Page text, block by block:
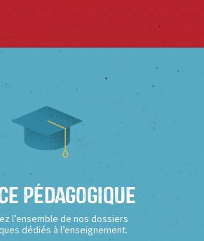
Pédagogique
l’ensemble de nos dossiers
dédiés à l’enseignement.